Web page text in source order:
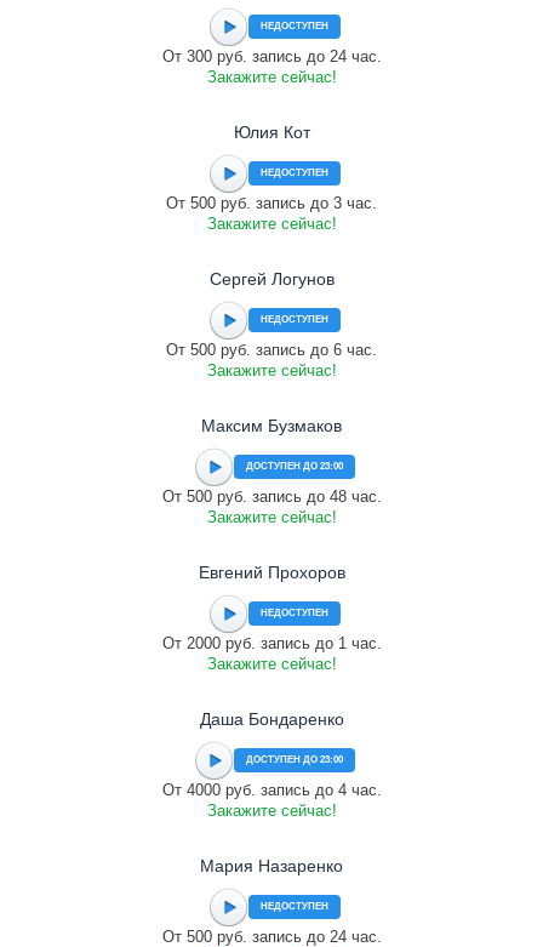
НЕДОСТУПЕН
От 300 руб. запись до 24 час.
Закажите сейчас!
Юлия Кот
НЕДОСТУПЕН
От 500 руб. запись до 3 час.
Закажите сейчас!
Сергей Логунов
НЕДОСТУПЕН
От 500 руб. запись до 6 час.
Закажите сейчас!
Максим Бузмаков
ДОСТУПЕН ДО 23:00
От 500 руб. запись до 48 час.
Закажите сейчас!
Евгений Прохоров
НЕДОСТУПЕН
От 2000 руб. запись до 1 час.
Закажите сейчас!
Даша Бондаренко
ДОСТУПЕН ДО 23:00
От 4000 руб. запись до 4 час.
Закажите сейчас!
Мария Назаренко
НЕДОСТУПЕН
От 500 руб. запись до 24 час.